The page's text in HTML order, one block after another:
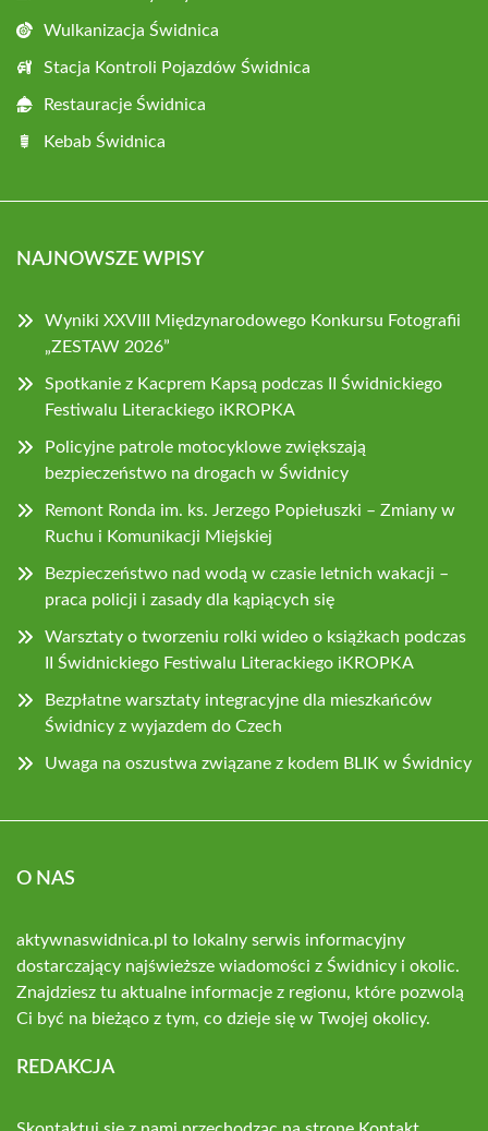
Wulkanizacja Świdnica
Stacja Kontroli Pojazdów Świdnica
Restauracje Świdnica
Kebab Świdnica
NAJNOWSZE WPISY
Wyniki XXVIII Międzynarodowego Konkursu Fotografii
„ZESTAW 2026”
Spotkanie z Kacprem Kapsą podczas II Świdnickiego
Festiwalu Literackiego iKROPKA
Policyjne patrole motocyklowe zwiększają
bezpieczeństwo na drogach w Świdnicy
Remont Ronda im. ks. Jerzego Popiełuszki – Zmiany w
Ruchu i Komunikacji Miejskiej
Bezpieczeństwo nad wodą w czasie letnich wakacji –
praca policji i zasady dla kąpiących się
Warsztaty o tworzeniu rolki wideo o książkach podczas
II Świdnickiego Festiwalu Literackiego iKROPKA
Bezpłatne warsztaty integracyjne dla mieszkańców
Świdnicy z wyjazdem do Czech
Uwaga na oszustwa związane z kodem BLIK w Świdnicy
O NAS
aktywnaswidnica.pl to lokalny serwis informacyjny
dostarczający najświeższe wiadomości z Świdnicy i okolic.
Znajdziesz tu aktualne informacje z regionu, które pozwolą
Ci być na bieżąco z tym, co dzieje się w Twojej okolicy.
REDAKCJA